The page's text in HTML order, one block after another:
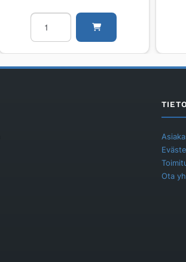
Toleranssiliitin
PAM
Canada
137-
Ota